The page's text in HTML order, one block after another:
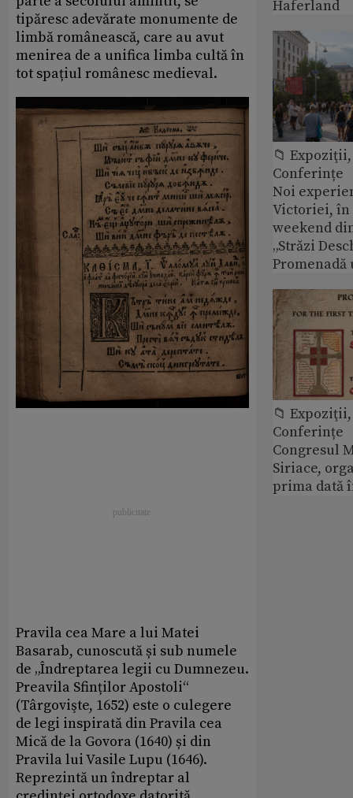
tipăresc adevărate monumente de
limbă românească, care au avut
menirea de a unifica limba cultă în
tot spațiul românesc medieval.
Pravila cea Mare a lui Matei
Basarab, cunoscută și sub numele
de „Îndreptarea legii cu Dumnezeu.
Preavila Sfinților Apostoli“
(Târgovişte, 1652) este o culegere
de legi inspirată din Pravila cea
Mică de la Govora (1640) și din
Pravila lui Vasile Lupu (1646).
Reprezintă un îndreptar al
Haferland
📁
Conferințe
Noi
Victoriei,
weekend
„Străzi
Promenadă
📁
Conferințe
Congresul
Siriace,
prima dată